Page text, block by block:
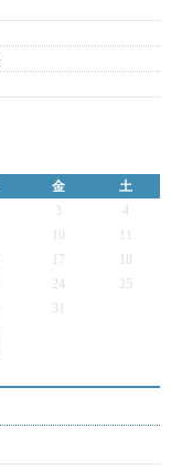
金
土
3
4
17
24
25
31